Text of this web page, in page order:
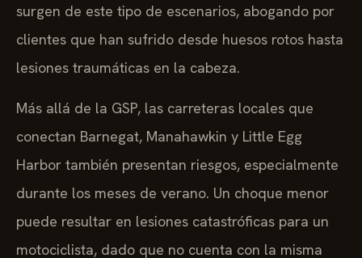
surgen de este tipo de escenarios, abogando por
clientes que han sufrido desde huesos rotos hasta
lesiones traumáticas en la cabeza.
Más allá de la GSP, las carreteras locales que
conectan Barnegat, Manahawkin y Little Egg
Harbor también presentan riesgos, especialmente
durante los meses de verano. Un choque menor
puede resultar en lesiones catastróficas para un
motociclista, dado que no cuenta con la misma